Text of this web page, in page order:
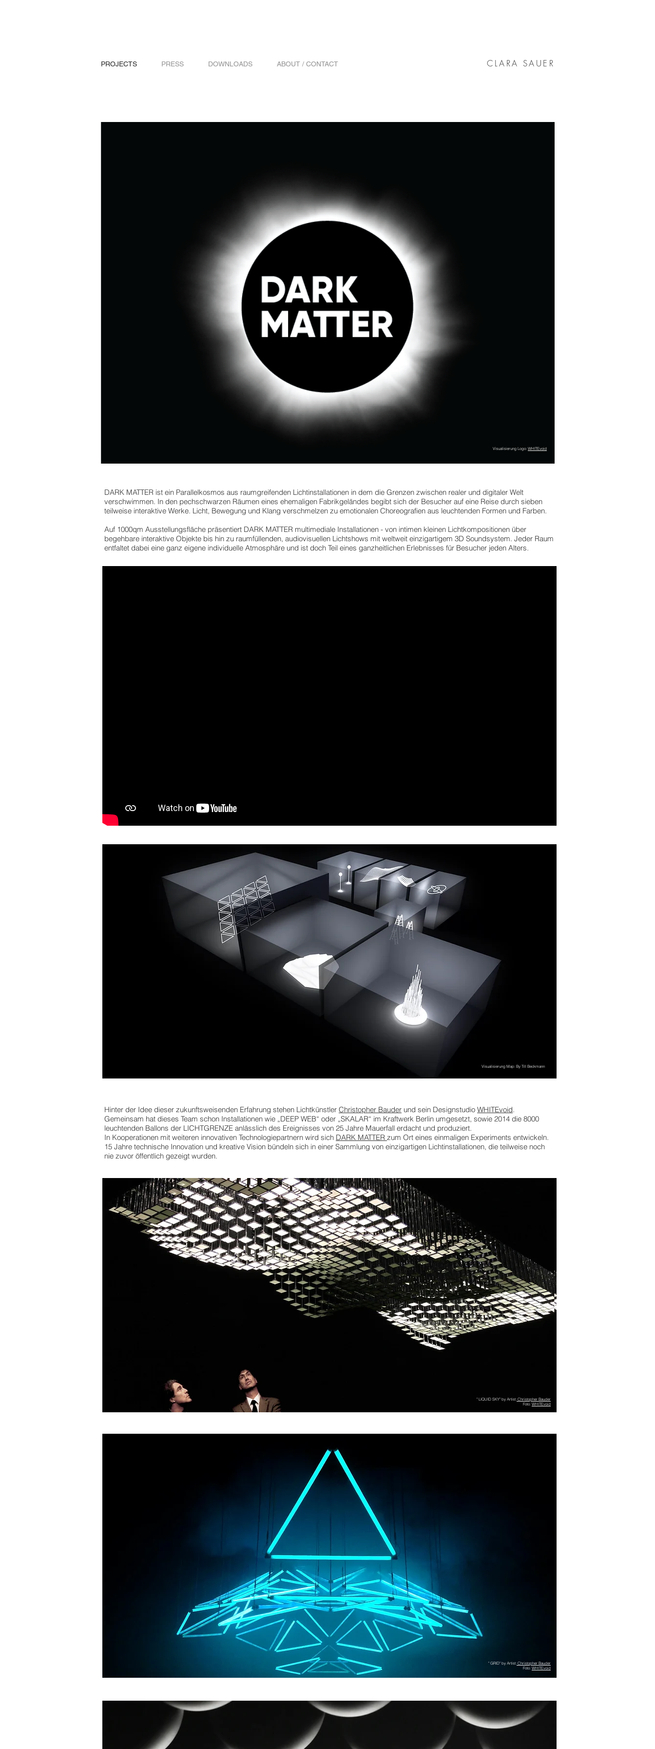
PROJECTS PRESS DOWNLOADS ABOUT / CONTACT CLARA SAUER
Visualisierung Logo: WHITEvoid
DARK MATTER ist ein Parallelkosmos aus raumgreifenden Lichtinstallationen in dem die Grenzen zwischen realer und digitaler Welt
verschwimmen. In den pechschwarzen Räumen eines ehemaligen Fabrikgeländes begibt sich der Besucher auf eine Reise durch sieben
teilweise interaktive Werke. Licht, Bewegung und Klang verschmelzen zu emotionalen Choreografien aus leuchtenden Formen und Farben.
Auf 1000qm Ausstellungsfläche präsentiert DARK MATTER multimediale Installationen - von intimen kleinen Lichtkompositionen über
begehbare interaktive Objekte bis hin zu raumfüllenden, audiovisuellen Lichtshows mit weltweit einzigartigem 3D Soundsystem. Jeder Raum
entfaltet dabei eine ganz eigene individuelle Atmosphäre und ist doch Teil eines ganzheitlichen Erlebnisses für Besucher jeden Alters.
Visualisierung Map: By Till Beckmann
Hinter der Idee dieser zukunftsweisenden Erfahrung stehen Lichtkünstler Christopher Bauder und sein Designstudio WHITEvoid.
Gemeinsam hat dieses Team schon Installationen wie „DEEP WEB“ oder „SKALAR“ im Kraftwerk Berlin umgesetzt, sowie 2014 die 8000
leuchtenden Ballons der LICHTGRENZE anlässlich des Ereignisses von 25 Jahre Mauerfall erdacht und produziert.
In Kooperationen mit weiteren innovativen Technologiepartnern wird sich DARK MATTER zum Ort eines einmaligen Experiments entwickeln.
15 Jahre technische Innovation und kreative Vision bündeln sich in einer Sammlung von einzigartigen Lichtinstallationen, die teilweise noch
nie zuvor öffentlich gezeigt wurden.
" LIQUID SKY" by Artist: Christopher Bauder
Foto: WHITEvoid
" GRID" by Artist: Christopher Bauder
Foto: WHITEvoid